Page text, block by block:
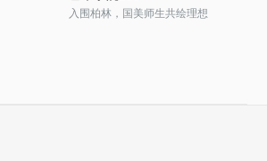
入围柏林，国美师生共绘理想